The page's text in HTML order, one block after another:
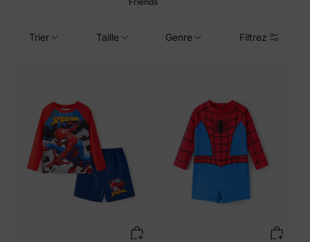
Trier Taille Genre Filtrez